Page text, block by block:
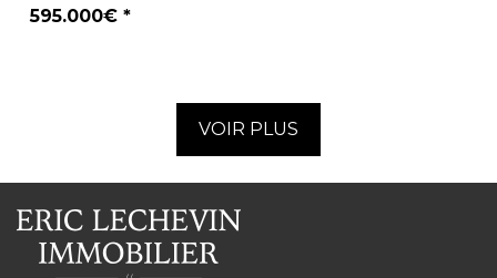
595.000€ *
VOIR PLUS